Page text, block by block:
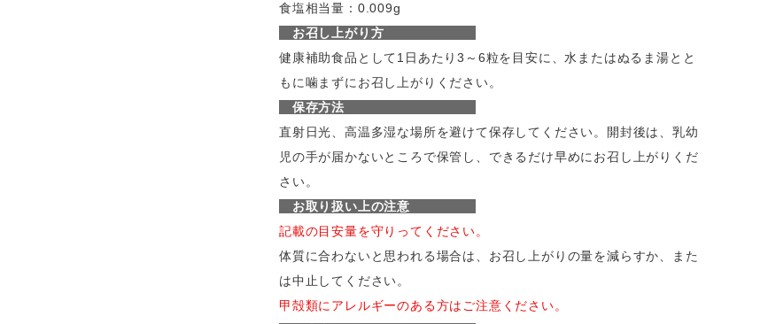
食塩相当量：0.009g
お召し上がり方
健康補助食品として1日あたり3～6粒を目安に、水またはぬるま湯とと
もに噛まずにお召し上がりください。
保存方法
直射日光、高温多湿な場所を避けて保存してください。開封後は、乳幼
児の手が届かないところで保管し、できるだけ早めにお召し上がりくだ
さい。
お取り扱い上の注意
記載の目安量を守りってください。
体質に合わないと思われる場合は、お召し上がりの量を減らすか、また
は中止してください。
甲殻類にアレルギーのある方はご注意ください。